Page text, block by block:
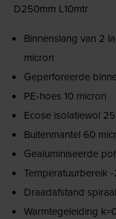
D250mm L10mtr
Binnenslang van 2
micron
Geperforeerde
PE-hoes 10 micron
Ecose isolatiewol
Buitenmantel 60
Gealuminiseerde
Temperatuurbereik -
Draadafstand
Warmtegeleiding